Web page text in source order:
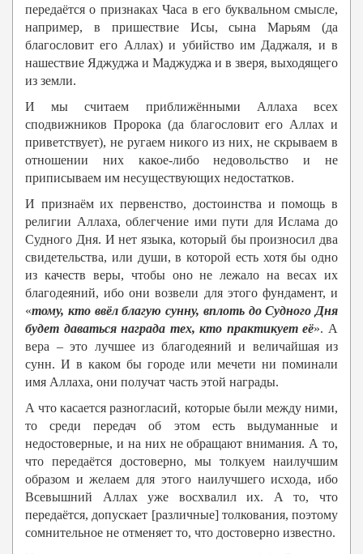
передаётся о признаках Часа в его буквальном смысле,
например, в пришествие Исы, сына Марьям (да
благословит его Аллах) и убийство им Даджаля, и в
нашествие Яджуджа и Маджуджа и в зверя, выходящего
из земли.
И мы считаем приближёнными Аллаха всех
сподвижников Пророка (да благословит его Аллах и
приветствует), не ругаем никого из них, не скрываем в
отношении них какое-либо недовольство и не
приписываем им несуществующих недостатков.
И признаём их первенство, достоинства и помощь в
религии Аллаха, облегчение ими пути для Ислама до
Судного Дня. И нет языка, который бы произносил два
свидетельства, или души, в которой есть хотя бы одно
из качеств веры, чтобы оно не лежало на весах их
благодеяний, ибо они возвели для этого фундамент, и
«тому, кто ввёл благую сунну, вплоть до Судного Дня
будет даваться награда тех, кто практикует её». А
вера – это лучшее из благодеяний и величайшая из
сунн. И в каком бы городе или мечети ни поминали
имя Аллаха, они получат часть этой награды.
А что касается разногласий, которые были между ними,
то среди передач об этом есть выдуманные и
недостоверные, и на них не обращают внимания. А то,
что передаётся достоверно, мы толкуем наилучшим
образом и желаем для этого наилучшего исхода, ибо
Всевышний Аллах уже восхвалил их. А то, что
передаётся, допускает [различные] толкования, поэтому
сомнительное не отменяет то, что достоверно известно.